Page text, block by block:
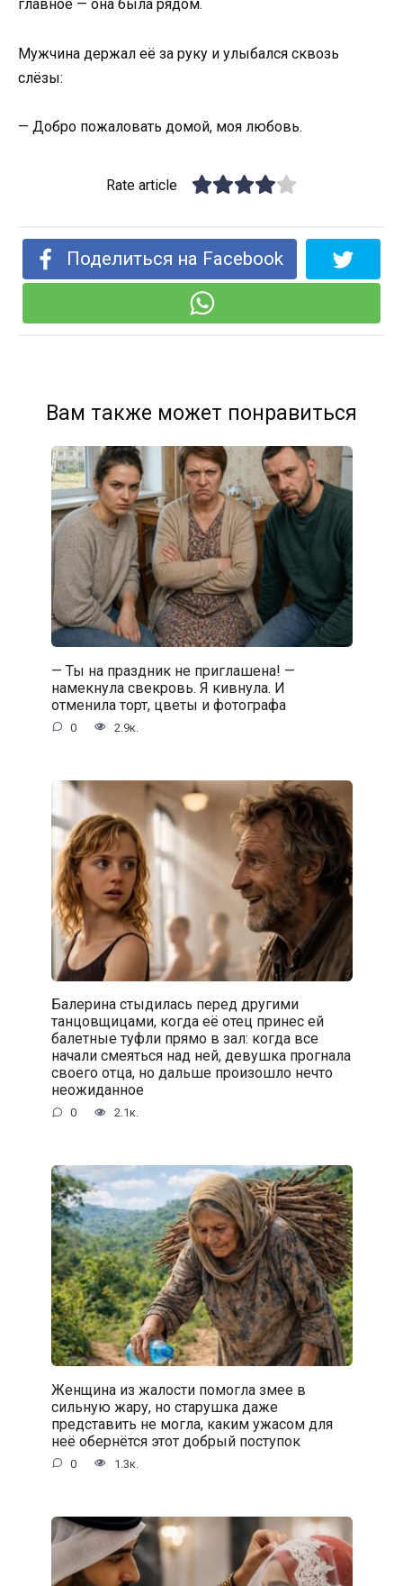
главное — она была рядом.
Мужчина держал её за руку и улыбался сквозь
слёзы:
— Добро пожаловать домой, моя любовь.
Rate article
Поделиться на Facebook
Вам также может понравиться
— Ты на праздник не приглашена! —
намекнула свекровь. Я кивнула. И
отменила торт, цветы и фотографа
0 2.9к.
Балерина стыдилась перед другими
танцовщицами, когда её отец принес ей
балетные туфли прямо в зал: когда все
начали смеяться над ней, девушка прогнала
своего отца, но дальше произошло нечто
неожиданное
0 2.1к.
Женщина из жалости помогла змее в
сильную жару, но старушка даже
представить не могла, каким ужасом для
неё обернётся этот добрый поступок
0 1.3к.